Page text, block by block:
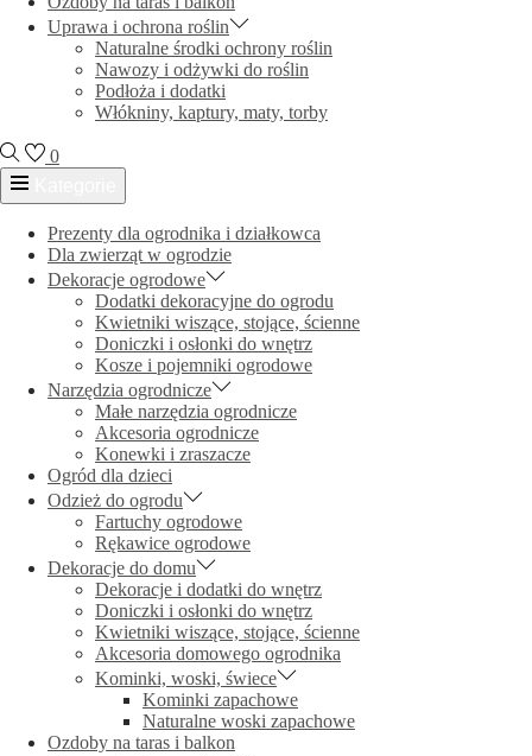
Uprawa i ochrona roślin
Naturalne środki ochrony roślin
Nawozy i odżywki do roślin
Podłoża i dodatki
Włókniny, kaptury, maty, torby
0
Prezenty dla ogrodnika i działkowca
Dla zwierząt w ogrodzie
Dekoracje ogrodowe
Dodatki dekoracyjne do ogrodu
Kwietniki wiszące, stojące, ścienne
Doniczki i osłonki do wnętrz
Kosze i pojemniki ogrodowe
Narzędzia ogrodnicze
Małe narzędzia ogrodnicze
Akcesoria ogrodnicze
Konewki i zraszacze
Ogród dla dzieci
Odzież do ogrodu
Fartuchy ogrodowe
Rękawice ogrodowe
Dekoracje do domu
Dekoracje i dodatki do wnętrz
Doniczki i osłonki do wnętrz
Kwietniki wiszące, stojące, ścienne
Akcesoria domowego ogrodnika
Kominki, woski, świece
Kominki zapachowe
Naturalne woski zapachowe
Ozdoby na taras i balkon